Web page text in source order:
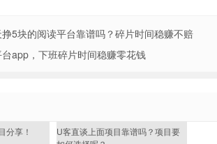
5块的阅读平台靠谱吗？碎片时间稳赚不赔
app，下班碎片时间稳赚零花钱
分享！
U客直谈上面项目靠谱吗？项目要